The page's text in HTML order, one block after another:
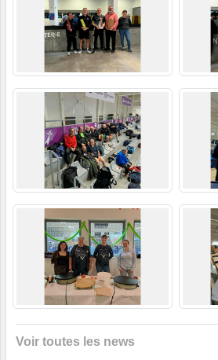
Voir toutes les news